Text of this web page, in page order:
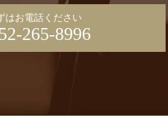
はお電話ください
265-8996